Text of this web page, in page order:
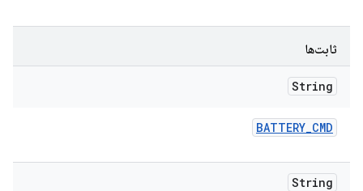
ثابت‌ها
String
BATTERY_CMD
String